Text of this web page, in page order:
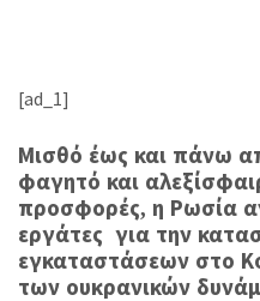
[ad_1]
Μισθό έως και πάνω
φαγητό και
προσφορές, η Ρωσία
εργάτες για την
εγκαταστάσεων στο
των ουκρανικών